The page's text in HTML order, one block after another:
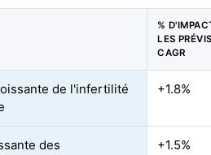
%
LES
CAGR
de l'infertilité
+1.8%
des
+1.5%